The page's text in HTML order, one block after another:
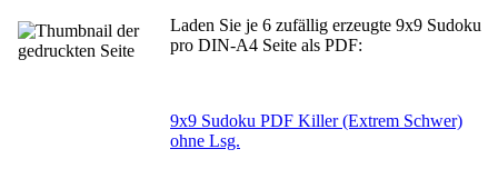
Laden Sie je 6 zufällig erzeugte 9x9 Sudoku
pro DIN-A4 Seite als PDF:
9x9 Sudoku PDF Killer (Extrem Schwer)
ohne Lsg.